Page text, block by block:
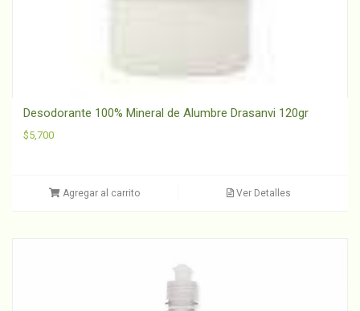
Desodorante 100% Mineral de Alumbre Drasanvi 120gr
$5,700
Agregar al carrito Ver Detalles